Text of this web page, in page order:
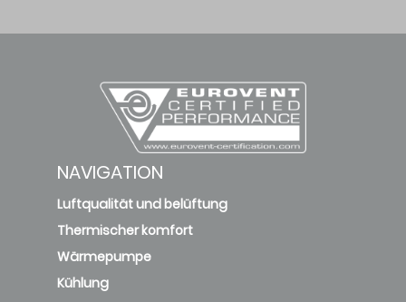
NAVIGATION
Luftqualität und belüftung
Thermischer komfort
Wärmepumpe
Kühlung